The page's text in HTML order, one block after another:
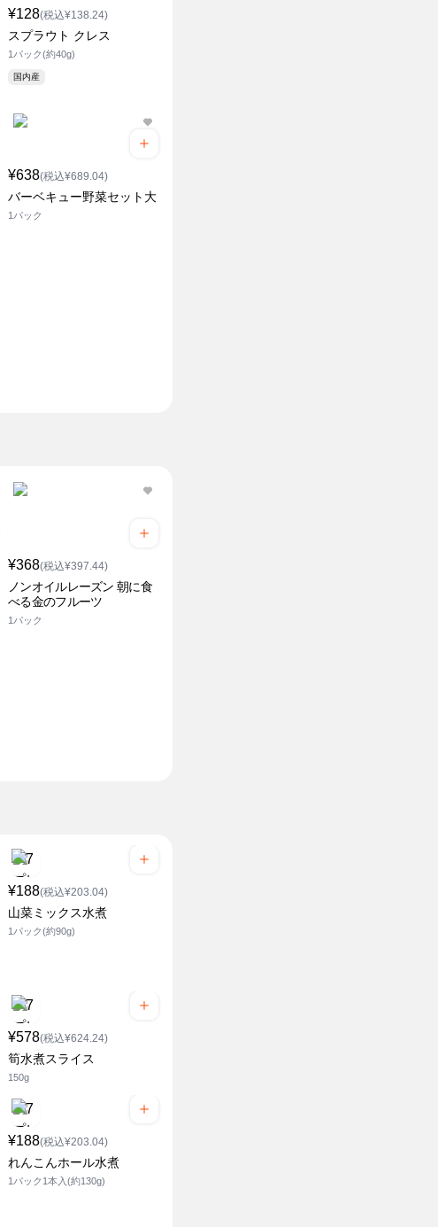
¥128(税込¥138.24)
スプラウト クレス
1パック(約40g)
国内産
¥638(税込¥689.04)
バーベキュー野菜セット大
1パック
¥368(税込¥397.44)
ノンオイルレーズン 朝に食
べる金のフルーツ
1パック
¥188(税込¥203.04)
山菜ミックス水煮
1パック(約90g)
¥578(税込¥624.24)
筍水煮スライス
150g
¥188(税込¥203.04)
れんこんホール水煮
1パック1本入(約130g)